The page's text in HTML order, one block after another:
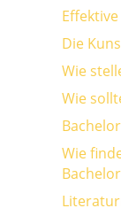
Die
Wie
Wie
Wie